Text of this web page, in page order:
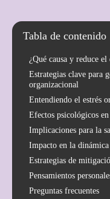
Tabla de contenido
¿Qué causa y reduce
Estrategias clave para
organizacional
Entendiendo el estrés
Efectos psicológicos
Implicaciones para la
Impacto en la
Estrategias de
Pensamientos
Preguntas frecuentes